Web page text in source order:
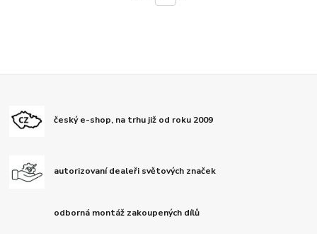
český e-shop, na trhu již od roku 2009
autorizovaní dealeři světových značek
odborná montáž zakoupených dílů